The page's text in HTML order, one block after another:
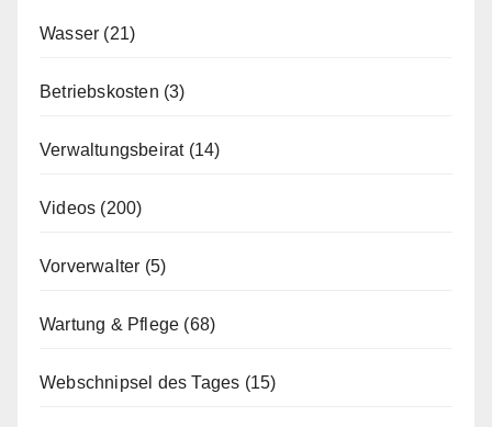
Wasser (21)
Betriebskosten (3)
Verwaltungsbeirat(14)
Videos (200)
Vorverwalter (5)
Wartung & Pflege (68)
Webschnipsel des Tages (15)